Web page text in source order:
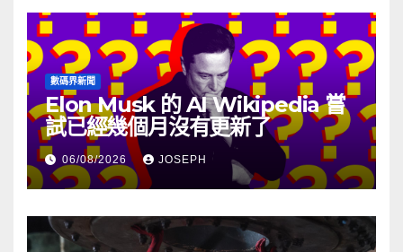
數碼界新聞
Elon Musk 的 AI Wikipedia 嘗
試已經幾個月沒有更新了
06/08/2026 JOSEPH